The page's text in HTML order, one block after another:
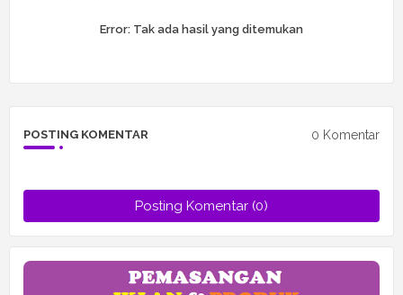
Error: Tak ada hasil yang ditemukan
POSTING KOMENTAR 0 Komentar
Posting Komentar (0)